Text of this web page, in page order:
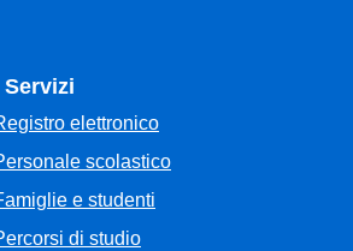
Servizi
elettronico
scolastico
e studenti
di studio